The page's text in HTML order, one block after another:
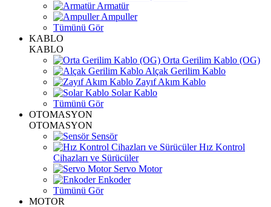
Armatür
Ampuller
Tümünü Gör
KABLO
KABLO
Orta Gerilim Kablo (OG)
Alçak Gerilim Kablo
Zayıf Akım Kablo
Solar Kablo
Tümünü Gör
OTOMASYON
OTOMASYON
Sensör
Hız Kontrol
Cihazları ve Sürücüler
Servo Motor
Enkoder
Tümünü Gör
MOTOR